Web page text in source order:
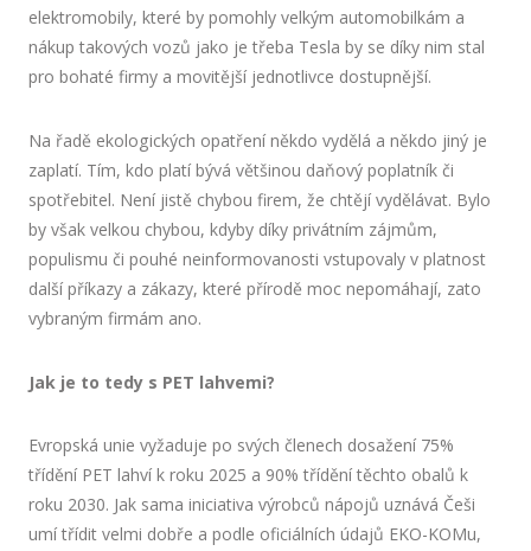
elektromobily, které by pomohly velkým automobilkám a
nákup takových vozů jako je třeba Tesla by se díky nim stal
pro bohaté firmy a movitější jednotlivce dostupnější.
Na řadě ekologických opatření někdo vydělá a někdo jiný je
zaplatí. Tím, kdo platí bývá většinou daňový poplatník či
spotřebitel. Není jistě chybou firem, že chtějí vydělávat. Bylo
by však velkou chybou, kdyby díky privátním zájmům,
populismu či pouhé neinformovanosti vstupovaly v platnost
další příkazy a zákazy, které přírodě moc nepomáhají, zato
vybraným firmám ano.
Jak je to tedy s PET lahvemi?
Evropská unie vyžaduje po svých členech dosažení 75%
třídění PET lahví k roku 2025 a 90% třídění těchto obalů k
roku 2030. Jak sama iniciativa výrobců nápojů uznává Češi
umí třídit velmi dobře a podle oficiálních údajů EKO-KOMu,